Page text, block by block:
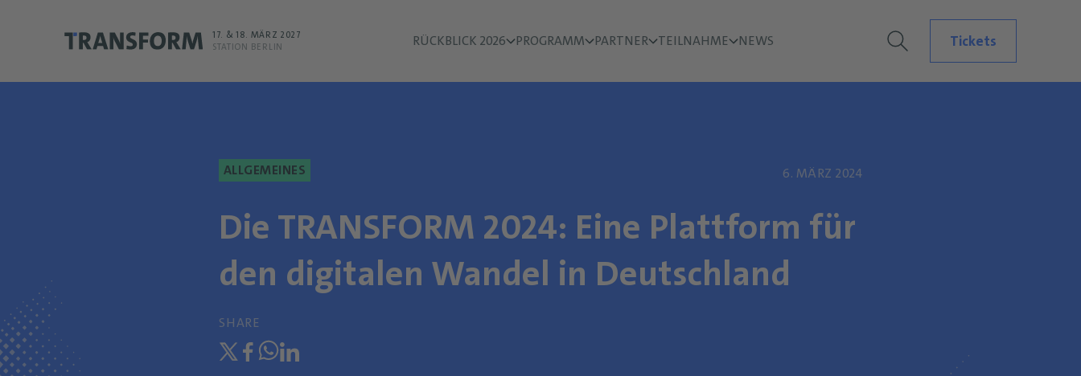
17. & 18. MÄRZ 2027
STATION BERLIN
RÜCKBLICK 2026 PROGRAMM PARTNER TEILNAHME NEWS Tickets
ALLGEMEINES 6. MÄRZ 2024
Die TRANSFORM 2024: Eine Plattform für
den digitalen Wandel in Deutschland
SHARE